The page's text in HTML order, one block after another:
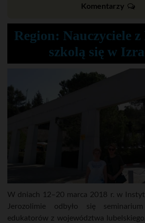
Komentarzy
Region: Nauczyciele
szkolą się w
W dniach 12–20 marca 2018 r. w
Jerozolimie odbyło się
edukatorów z województwa